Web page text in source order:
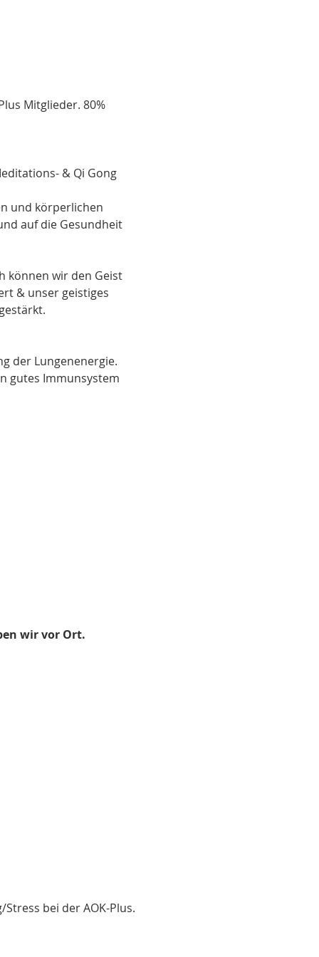
Mitglieder. 80%
& Qi Gong
und körperlichen
auf die Gesundheit
können wir den Geist
& unser geistiges
der Lungenenergie.
gutes Immunsystem
wir vor Ort.
bei der AOK-Plus.